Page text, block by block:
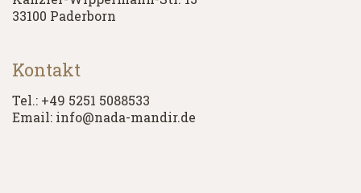
33100 Paderborn
Kontakt
Tel.: +49 5251 5088533
Email: info@nada-mandir.de